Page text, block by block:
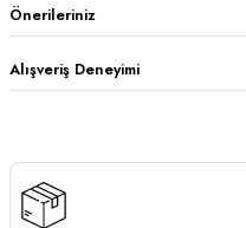
Önerileriniz
Alışveriş Deneyimi